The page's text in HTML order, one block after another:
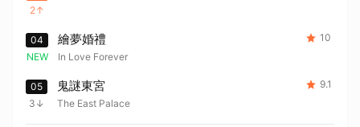
2
04
NEW
繪夢婚禮
In Love Forever
10
05
3
鬼謎東宮
The East Palace
9.1